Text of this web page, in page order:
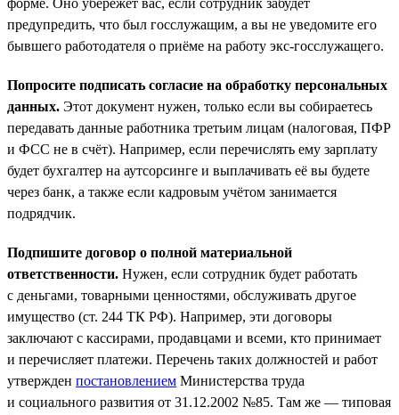
предупредить, что был госслужащим, а вы не уведомите его
бывшего работодателя о приёме на работу экс-госслужащего.
Попросите подписать согласие на обработку персональных
данных. Этот документ нужен, только если вы собираетесь
передавать данные работника третьим лицам (налоговая, ПФР
и ФСС не в счёт). Например, если перечислять ему зарплату
будет бухгалтер на аутсорсинге и выплачивать её вы будете
через банк, а также если кадровым учётом занимается
подрядчик.
Подпишите договор о полной материальной
ответственности. Нужен, если сотрудник будет работать
с деньгами, товарными ценностями, обслуживать другое
имущество (ст. 244 ТК РФ). Например, эти договоры
заключают с кассирами, продавцами и всеми, кто принимает
и перечисляет платежи. Перечень таких должностей и работ
утвержден постановлением Министерства труда
и социального развития от 31.12.2002 №85. Там же — типовая